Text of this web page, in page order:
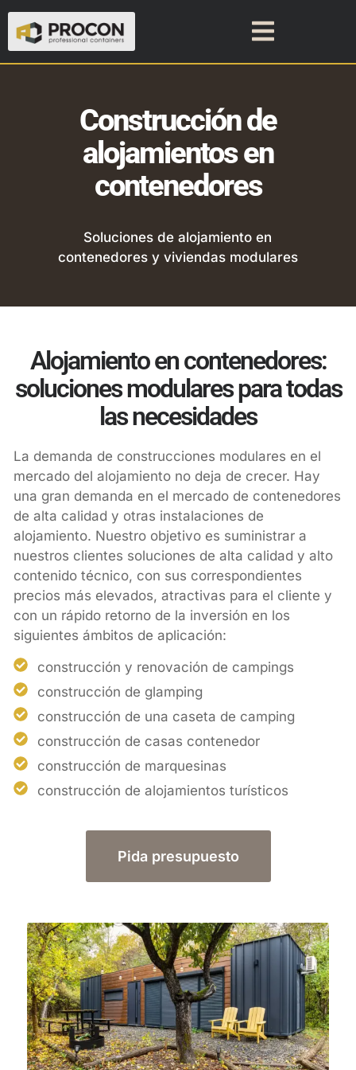
Construcción de
alojamientos en
contenedores
Soluciones de alojamiento en
contenedores y viviendas modulares
Alojamiento en contenedores:
soluciones modulares para todas
las necesidades
La demanda de construcciones modulares en el
mercado del alojamiento no deja de crecer. Hay
una gran demanda en el mercado de contenedores
de alta calidad y otras instalaciones de
alojamiento. Nuestro objetivo es suministrar a
nuestros clientes soluciones de alta calidad y alto
contenido técnico, con sus correspondientes
precios más elevados, atractivas para el cliente y
con un rápido retorno de la inversión en los
siguientes ámbitos de aplicación:
construcción y renovación de campings
construcción de glamping
construcción de una caseta de camping
construcción de casas contenedor
construcción de marquesinas
construcción de alojamientos turísticos
Pida presupuesto